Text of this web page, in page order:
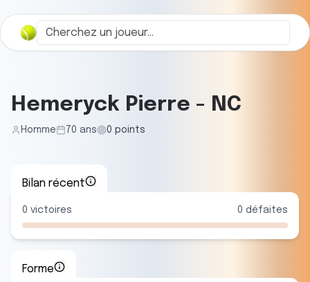
Hemeryck Pierre - NC
Homme 70 ans 0 points
Bilan récent
0 victoires 0 défaites
Forme